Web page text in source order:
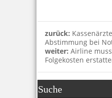
zurück:
Abstimmung bei
weiter: Airline
Folgekosten
Suche